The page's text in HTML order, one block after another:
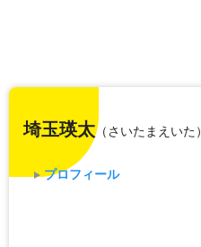
埼玉瑛太（さいたまえいた）
プロフィール